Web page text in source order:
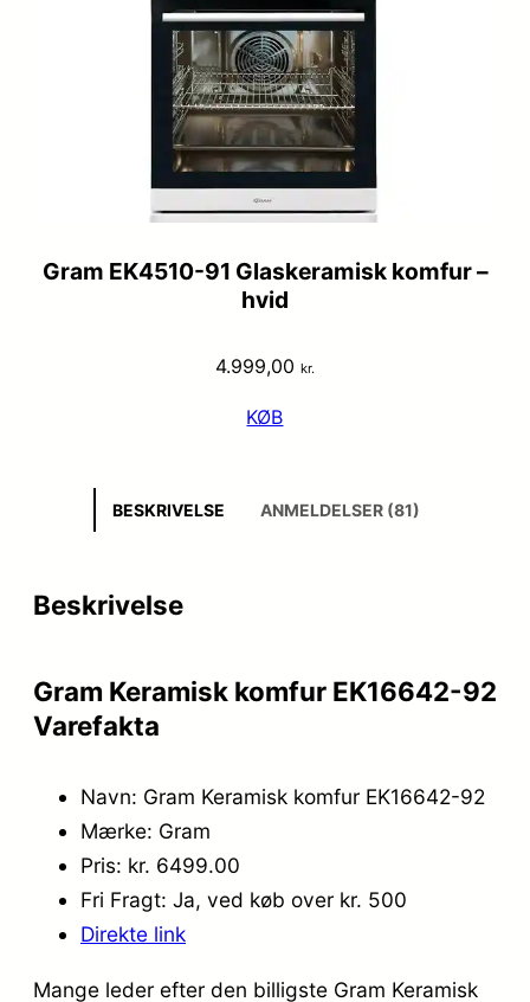
Gram EK4510-91 Glaskeramisk komfur –
hvid
4.999,00 kr.
KØB
BESKRIVELSE ANMELDELSER (81)
Beskrivelse
Gram Keramisk komfur EK16642-92
Varefakta
Navn: Gram Keramisk komfur EK16642-92
Mærke: Gram
Pris: kr. 6499.00
Fri Fragt: Ja, ved køb over kr. 500
Direkte link
Mange leder efter den billigste Gram Keramisk